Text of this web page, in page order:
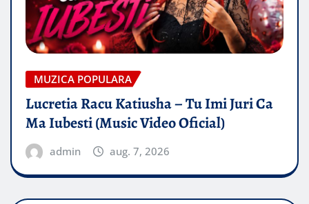
MUZICA POPULARA
Lucretia Racu Katiusha – Tu Imi Juri Ca
Ma Iubesti (Music Video Oficial)
admin aug. 7, 2026